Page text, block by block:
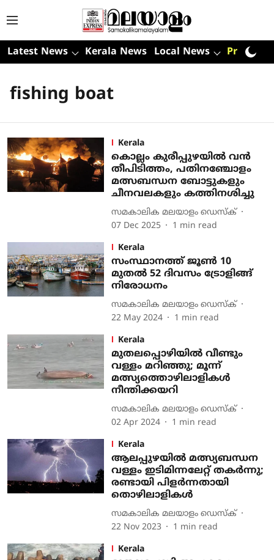
Latest News Kerala News Local News Premium
fishing boat
Kerala
കൊല്ലം കുരീപ്പുഴയില്‍ വന്‍
തീപിടിത്തം, പതിനഞ്ചോളം
മത്സബന്ധന ബോട്ടുകളും
ചീനവലകളും കത്തിനശിച്ചു
സമകാലിക മലയാളം ഡെസ്ക്
07 Dec 2025
1 min read
Kerala
സംസ്ഥാനത്ത് ജൂണ്‍ 10
മുതല്‍ 52 ദിവസം ട്രോളിങ്ങ്
നിരോധനം
സമകാലിക മലയാളം ഡെസ്ക്
22 May 2024
1 min read
Kerala
മുതലപ്പൊഴിയില്‍ വീണ്ടും
വള്ളം മറിഞ്ഞു; മൂന്ന്
മത്സ്യത്തൊഴിലാളികള്‍
നീന്തിക്കയറി
സമകാലിക മലയാളം ഡെസ്ക്
02 Apr 2024
1 min read
Kerala
ആലപ്പുഴയില്‍ മത്സ്യബന്ധന
വള്ളം ഇടിമിന്നലേറ്റ് തകര്‍ന്നു;
രണ്ടായി പിളര്‍ന്നതായി
തൊഴിലാളികള്‍
സമകാലിക മലയാളം ഡെസ്ക്
22 Nov 2023
1 min read
Kerala